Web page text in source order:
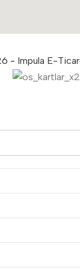
- Impula E-